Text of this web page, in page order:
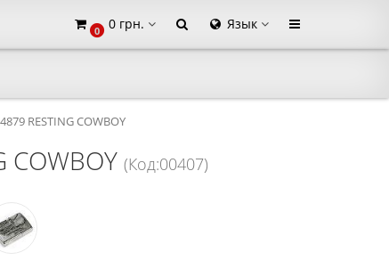
0 0 грн. Язык
RESTING COWBOY
COWBOY (Код:00407)